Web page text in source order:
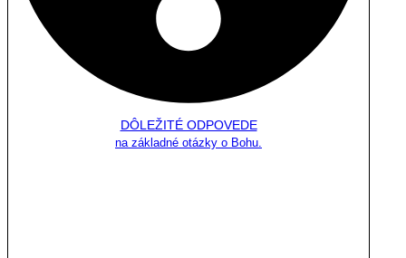
DÔLEŽITÉ ODPOVEDE
na základné otázky o Bohu.